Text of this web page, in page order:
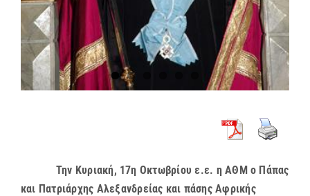
Την Κυριακή, 17η Οκτωβρίου ε.ε. η ΑΘΜ ο Πάπας
και Πατριάρχης Αλεξανδρείας και πάσης Αφρικής